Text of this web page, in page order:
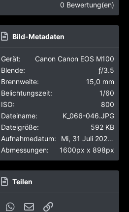
0 Bewertung(en)
Bild-Metadaten
Gerät
Canon Canon EOS M100
Blende
ƒ/3.5
Brennweite
15,0 mm
Belichtungszeit
1/60
ISO
800
Dateiname
K_066-046.JPG
Dateigröße
592 KB
Aufnahmedatum
Mi, 31 Juli 2024 9:23 PM
Abmessungen
1600px x 898px
Teilen
WhatsApp
E-Mail